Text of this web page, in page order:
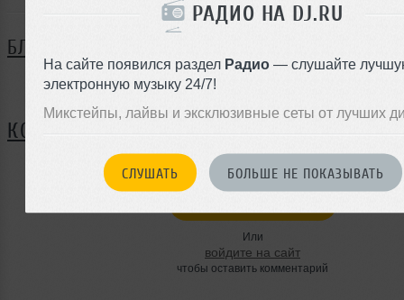
РАДИО НА DJ.RU
На сайте появился раздел Радио — слушайте
электронную музыку 24/7!
Микстейпы, лайвы и эксклюзивные сеты от лучших
СЛУШАТЬ БОЛЬШЕ НЕ ПОКАЗЫВАТЬ
БЛОГ
Нет записей в блоге
КОММЕНТАРИИ
Или
войдите на сайт
чтобы оставить комментарий